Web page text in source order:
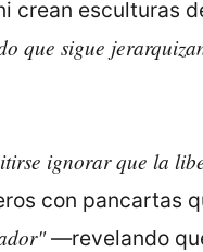
crean esculturas
que sigue
ignorar que la
con pancartas
—revelando